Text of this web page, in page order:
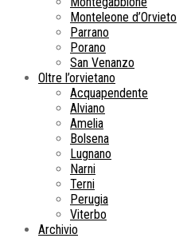
Monteleone d’Orvieto
Parrano
Porano
San Venanzo
Oltre l’orvietano
Acquapendente
Alviano
Amelia
Bolsena
Lugnano
Narni
Terni
Perugia
Viterbo
Archivio